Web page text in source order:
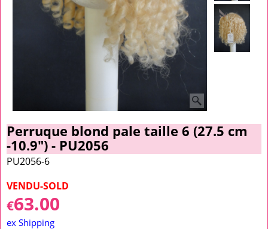
Perruque blond pale taille 6 (27.5 cm
-10.9") - PU2056
PU2056-6
VENDU-SOLD
€63.00
ex Shipping